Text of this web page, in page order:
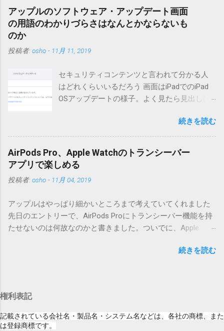
降もたぶん動くと思います。 現在のバージョンは0.5.3です。
（2004/12/4リリース）※0.6.3を公開しています。まだ心配な
点が多いため、こちらにはリンクしていません。安定を求め
る方は0.5.3を、新版の機能が必要な方は0.6.3をご利用くださ
い。 こちら からどうぞ。 0.3.6までのバージョンに、エント
版へのアップデートを強くお勧めしてます。 mail-entry.zipを
ダウンロードするにはここをクリックしてください。
（Windowsから解凍したフォルダを見ると「_MACOSX」とい
りませんので無視してください。MacOS XでZIP圧縮している
ため、Mac独自のファイル情報が含まれてしまうようで
す。） Ver.0.3.0以降用の差分ファイルはこちら 。ZIP圧縮して
まとめてあります。いまのバージョン番号と同じバージョン
合は一つずつ順に適用していく必要があります。0.5.0以降
ません。改造してる方向けに、バージョンアップポイントを
お知らせするのが主な目的となっています。 まずはどんなふ
うに使うものか説明し、設置方法は後述します。 使い方 メー
ル本文の1行目にauthor（投稿者）を、2行目にカテゴリを、
追記項目（extend）として扱われますので、必要に応じて指
ん。また、<>の中の文字は、設...
アップルのソフトウェア・アップデート画面
の用語のわかりづらさはなんとかならないも
のか
投稿者: osho - 11月 11, 2019
セキュリティコンテンツと言われて分かる人
はどれくらいいるだろう 画面はiPadでのiPad
OSアップデートの様子。よく見たら見出しは
の名前としてはいまだにiOSのままとか、そん
な理由じゃないでしょうね。 それは混乱のも
ア・アップデートのセキュリティコンテンツ
については、以下のWebサイトをご覧くださ
い」の部分。 セキュリティコンテンツ…？ こ
す。人によってはここで悩んだ結果、アップ
デートをしない人も出てきそうですよ。アッ
プデートに限らず、分からないけどやってみ
が多いと思います。経験上の感覚ですけれ
定アイコンにアップデートがある旨のバッヂ
続きを読む
AirPods Pro、Apple Watchのトランシーバー
アプリで楽しめる
投稿者: osho - 11月 04, 2019
アップルはやっぱり細かいところまで考えていてくれました
先日のエントリーで、AirPods Proにトランシーバー機能を持
たせないのは何故なのかと書きました。ついでに、Apple
はiPhoneに接続してるから使えないじゃん云々を書いたので
Watchでトランシーバーアプリを起動すると、AirPodsはトラ
ンシーバーのために機能するようになります。Apple Watchの
画面上にある送信ボタン（黄色い大きな丸）を押している
続きを読む
権利表記
記載されている会社名・製品名・システム名などは、各社の商標、また
は登録商標です。